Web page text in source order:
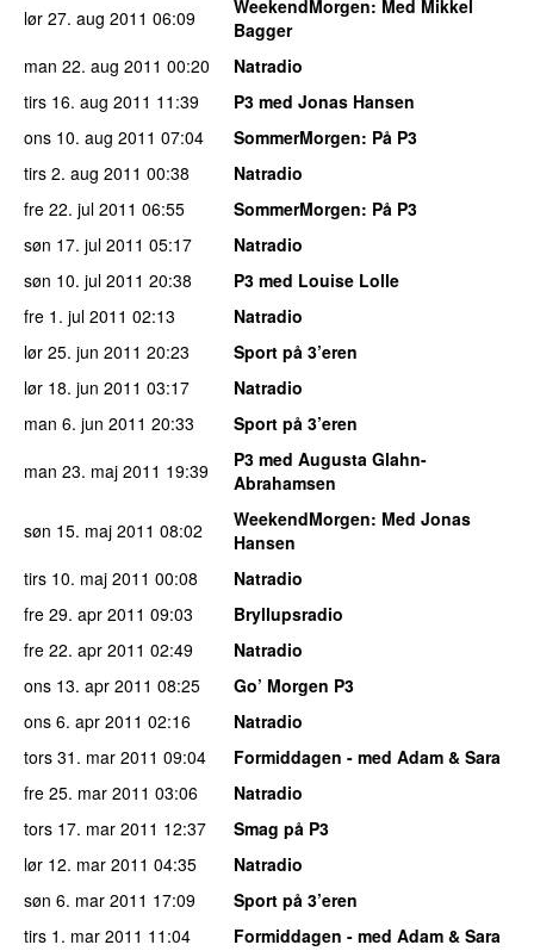
lør 27. aug 2011 06:09 WeekendMorgen: Med Mikkel
Bagger
man 22. aug 2011 00:20
Natradio
tirs 16. aug 2011 11:39
P3 med Jonas Hansen
ons 10. aug 2011 07:04 SommerMorgen: På P3
tirs 2. aug 2011 00:38
Natradio
fre 22. jul 2011 06:55 SommerMorgen: På P3
søn 17. jul 2011 05:17
Natradio
søn 10. jul 2011 20:38
P3 med Louise Lolle
fre 1. jul 2011 02:13
Natradio
lør 25. jun 2011 20:23
Sport på 3’eren
lør 18. jun 2011 03:17
Natradio
man 6. jun 2011 20:33
Sport på 3’eren
man 23. maj 2011 19:39
P3 med Augusta Glahn-
Abrahamsen
søn 15. maj 2011 08:02 WeekendMorgen: Med Jonas
Hansen
tirs 10. maj 2011 00:08
Natradio
fre 29. apr 2011 09:03
Bryllupsradio
fre 22. apr 2011 02:49
Natradio
ons 13. apr 2011 08:25
Go’ Morgen P3
ons 6. apr 2011 02:16
Natradio
tors 31. mar 2011 09:04
Formiddagen - med Adam & Sara
fre 25. mar 2011 03:06
Natradio
tors 17. mar 2011 12:37
Smag på P3
lør 12. mar 2011 04:35
Natradio
søn 6. mar 2011 17:09
Sport på 3’eren
tirs 1. mar 2011 11:04
Formiddagen - med Adam & Sara